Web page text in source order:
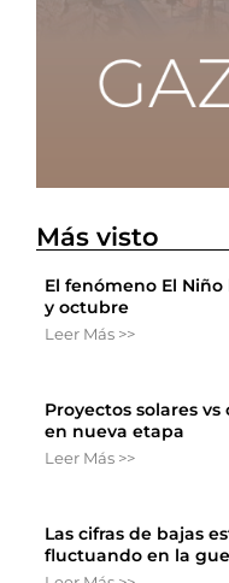
Más visto
El fenómeno El
y octubre
Leer Más >>
Proyectos solares
en nueva etapa
Leer Más >>
Las cifras de bajas
fluctuando en la